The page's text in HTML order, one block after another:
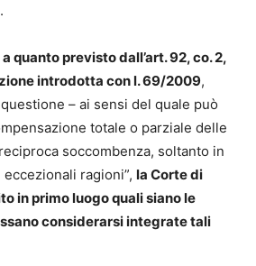
quanto previsto dall’art. 92, co. 2,
introdotta con l. 69/2009,
– ai sensi del quale può
totale o parziale delle
soccombenza, soltanto in
ragioni”, la Corte di
in primo luogo quali siano le
considerarsi integrate tali